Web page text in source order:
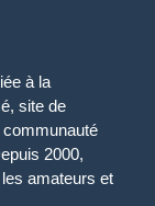
à la
site de
2000,
amateurs et